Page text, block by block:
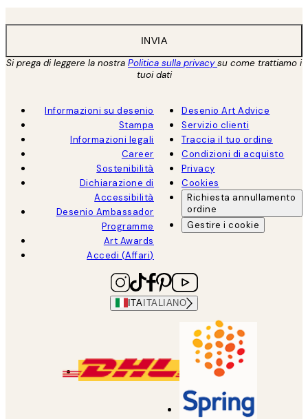
INVIA
Si prega di leggere la nostra Politica sulla privacysu come trattiamo i
tuoi dati
Informazioni su desenio
Stampa
Informazioni legali
Career
Sostenibilità
Dichiarazione di
Accessibilità
Desenio Ambassador
Programme
Art Awards
Accedi (Affari)
Desenio Art Advice
Servizio clienti
Traccia il tuo ordine
Condizioni di acquisto
Privacy
Cookies
Richiesta annullamento
ordine
Gestire i cookie
ITA ITALIANO